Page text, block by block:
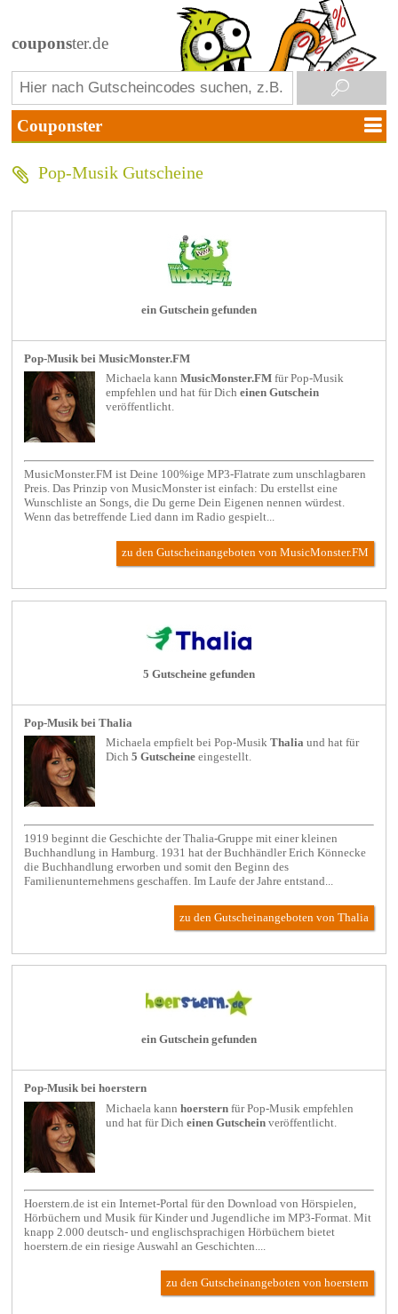
couponster.de
Pop-Musik Gutscheine
ein Gutschein gefunden
Pop-Musik bei MusicMonster.FM
Michaela kannMusicMonster.FM fürPop-Musik
empfehlen und hat für Dicheinen Gutschein
veröffentlicht.
MusicMonster.FM ist Deine 100%ige MP3-Flatrate zum unschlagbaren
Preis. Das Prinzip von MusicMonster ist einfach: Du erstellst eine
Wunschliste an Songs, die Du gerne Dein Eigenen nennen würdest.
Wenn das betreffende Lied dann im Radio gespielt...
zu den Gutscheinangeboten von MusicMonster.FM
5 Gutscheine gefunden
Pop-Musik bei Thalia
Michaela empfielt beiPop-Musik Thalia und hat für
Dich5 Gutscheine eingestellt.
1919 beginnt die Geschichte der Thalia-Gruppe mit einer kleinen
Buchhandlung in Hamburg. 1931 hat der Buchhändler Erich Könnecke
die Buchhandlung erworben und somit den Beginn des
Familienunternehmens geschaffen. Im Laufe der Jahre entstand...
zu den Gutscheinangeboten von Thalia
ein Gutschein gefunden
Pop-Musik bei hoerstern
Michaela kannhoerstern fürPop-Musik empfehlen
und hat für Dicheinen Gutschein veröffentlicht.
Hoerstern.de ist ein Internet-Portal für den Download von Hörspielen,
Hörbüchern und Musik für Kinder und Jugendliche im MP3-Format. Mit
knapp 2.000 deutsch- und englischsprachigen Hörbüchern bietet
hoerstern.de ein riesige Auswahl an Geschichten....
zu den Gutscheinangeboten von hoerstern